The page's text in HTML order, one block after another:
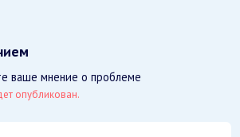
ваше мнение о проблеме
опубликован.